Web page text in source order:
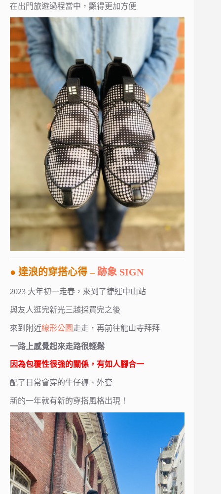
在出門旅遊過程當中，顯得更加方便
● 達浪的穿搭心得 –跡象 SIGN
2023 大年初一走春，來到了捷運中山站
與友人逛完新光三越採買完之後
來到附近線形公園 走走，再前往龍山寺拜拜
一路上感覺起來走路很輕鬆
因為包覆性很強的關係，有如人腳合一
配了日常會穿的牛仔褲、外套
新的一年就有新的穿搭風格出現！